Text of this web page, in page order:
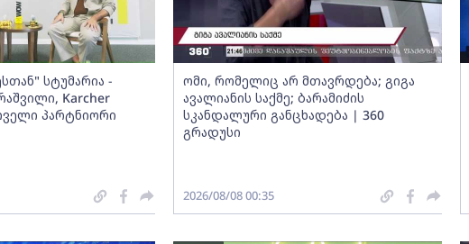
სტუმარია -
Karcher
პარტნიორი
ომი, რომელიც არ მთავრდება; გიგა
ავალიანის საქმე; ბარამიძის
სკანდალური განცხადება | 360
გრადუსი
2026/08/08 00:35